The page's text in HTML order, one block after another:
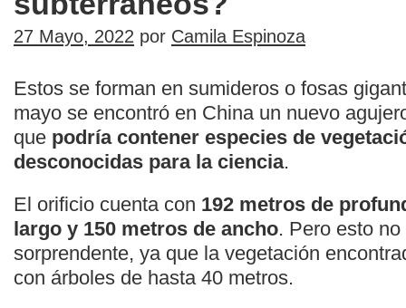
27 Mayo, 2022 por Camila Espinoza
Estos se forman en sumideros o fosas
mayo se encontró en China un nuevo
que podría contener especies de
desconocidas para la ciencia.
El orificio cuenta con 192 metros de
largo y 150 metros de ancho. Pero esto
sorprendente, ya que la vegetación
con árboles de hasta 40 metros.